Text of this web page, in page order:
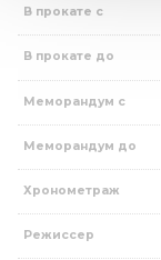
В прокате с
В прокате до
Меморандум с
Меморандум до
Хронометраж
Режиссер